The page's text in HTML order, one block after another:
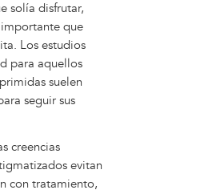
solía disfrutar,
que
Los estudios
para aquellos
suelen
seguir sus
creencias
evitan
con tratamiento,